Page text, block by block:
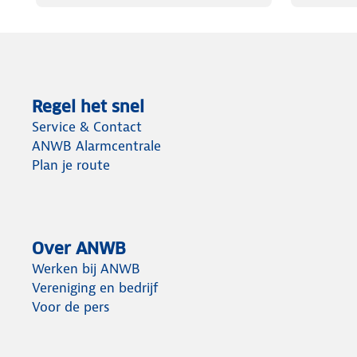
Regel het snel
Service & Contact
ANWB Alarmcentrale
Plan je route
Over ANWB
Werken bij ANWB
Vereniging en bedrijf
Voor de pers